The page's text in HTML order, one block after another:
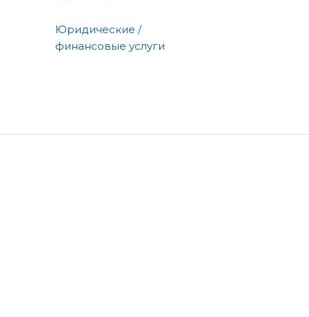
Юридические /
финансовые услуги